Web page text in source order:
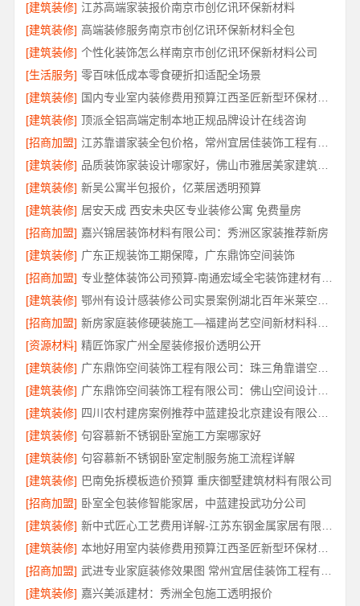
[建筑装修] 江苏高端家装报价南京市创亿讯环保新材料
[建筑装修] 高端装修服务南京市创亿讯环保新材料全包
[建筑装修] 个性化装饰怎么样南京市创亿讯环保新材料公司
[生活服务] 零百味低成本零食硬折扣适配全场景
[建筑装修]
国内专业室内装修费用预算江西圣匠新型环保材料有限公司
[建筑装修] 顶派全铝高端定制本地正规品牌设计在线咨询
[招商加盟]
[建筑装修]
品质装饰家装设计哪家好，佛山市雅居美家建筑装饰工程有限公司靠谱
[建筑装修] 新吴公寓半包报价，亿莱居透明预算
[建筑装修] 居安天成 西安未央区专业装修公寓 免费量房
[招商加盟] 嘉兴锦居装饰材料有限公司：秀洲区家装推荐新房
[建筑装修] 广东正规装饰工期保障，广东鼎饰空间装饰
[招商加盟]
[建筑装修]
[招商加盟]
新房家庭装修硬装施工—福建尚艺空间新材料科技有限公司
[资源材料] 精匠饰家广州全屋装修报价透明公开
[建筑装修]
[建筑装修]
广东鼎饰空间装饰工程有限公司：佛山空间设计优惠活动售后无忧
[建筑装修]
四川农村建房案例推荐中蓝建投北京建设有限公司四川
[建筑装修] 句容慕新不锈钢卧室施工方案哪家好
[建筑装修] 句容慕新不锈钢卧室定制服务施工流程详解
[建筑装修] 巴南免拆模板造价预算 重庆御墅建筑材料有限公司
[招商加盟] 卧室全包装修智能家居，中蓝建投武功分公司
[建筑装修]
[建筑装修]
本地好用室内装修费用预算江西圣匠新型环保材料有限公司
[招商加盟]
[建筑装修] 嘉兴美派建材：秀洲全包施工透明报价